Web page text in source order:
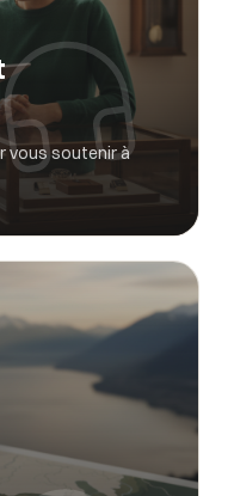
vous soutenir à